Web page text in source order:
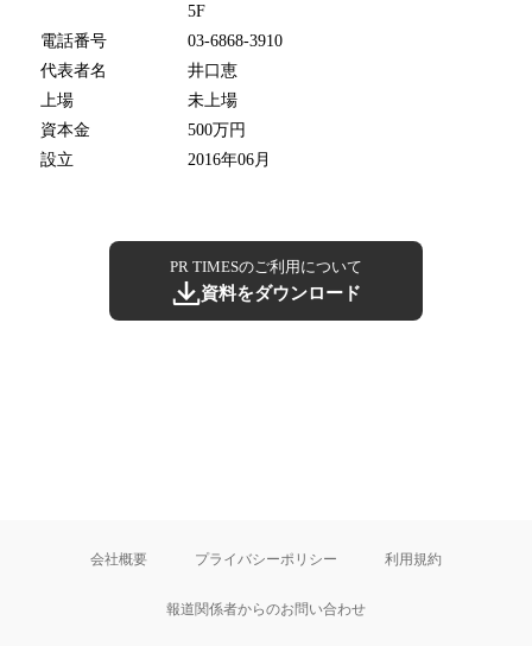
5F
電話番号
03-6868-3910
代表者名
井口恵
上場
未上場
資本金
500万円
設立
2016年06月
PR TIMESのご利用について
資料をダウンロード
会社概要 プライバシーポリシー 利用規約
報道関係者からのお問い合わせ